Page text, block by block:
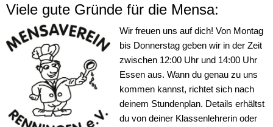
Viele gute Gründe für die Mensa:
Wir freuen uns auf dich! Von Montag
bis Donnerstag geben wir in der Zeit
zwischen 12:00 Uhr und 14:00 Uhr
Essen aus. Wann du genau zu uns
kommen kannst, richtet sich nach
deinem Stundenplan. Details erhältst
du von deiner Klassenlehrerin oder